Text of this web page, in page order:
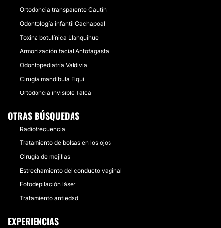
Ortodoncia transparente Cautín
Odontología infantil Cachapoal
Toxina botulínica Llanquihue
Armonización facial Antofagasta
Odontopediatría Valdivia
Cirugía mandíbula Elqui
Ortodoncia invisible Talca
OTRAS BÚSQUEDAS
Radiofrecuencia
Tratamiento de bolsas en los ojos
Cirugía de mejillas
Estrechamiento del conducto vaginal
Fotodepilación láser
Tratamiento antiedad
EXPERIENCIAS